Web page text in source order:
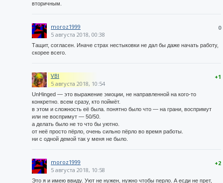
вторичным.
0
moroz1999
5 августа 2018, 00:38
Тащит, согласен. Иначе страх нестыковки не дал бы даже начать работу,
скорее всего.
+1
VBI
5 августа 2018, 10:54
UnHinged — это выражение эмоции, не направленной на кого-то
конкретно. всем сразу, кто поймёт.
в этом и сложность её была. понятно было что — на грани, воспримут
или не воспримут — 50/50.
а делать было не то что бы уютно.
от неё просто пёрло, очень сильно пёрло во время работы.
ни с одной демой так у меня не было.
+2
moroz1999
5 августа 2018, 10:58
Это я и имею ввиду. Уют не нужен, нужно чтобы перло. А есди не прет,